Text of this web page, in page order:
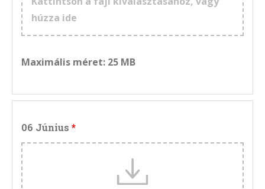
húzza ide
Maximális méret: 25 MB
06 Június